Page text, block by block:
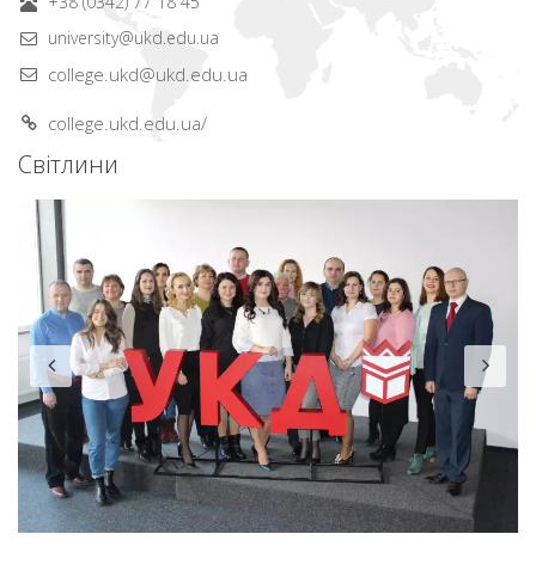
university@ukd.edu.ua
college.ukd@ukd.edu.ua
college.ukd.edu.ua/
Світлини